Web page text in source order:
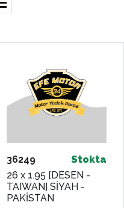
36249
Stokta
26 x 1.95 [DESEN -
TAIWAN] SİYAH -
PAKİSTAN